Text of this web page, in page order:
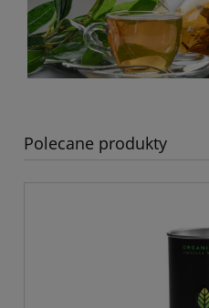
Polecane produkty